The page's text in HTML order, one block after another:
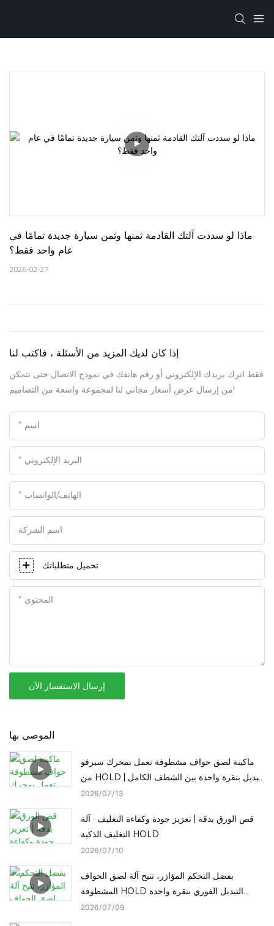
ماذا لو سددت آلتك القادمة ثمنها وثمن سيارة جديدة تمامًا في
عام واحد فقط؟
2026-02-27
إذا كان لديك المزيد من الأسئلة ، فاكتب لنا
فقط اترك بريدك الإلكتروني أو رقم هاتفك في نموذج الاتصال حتى نتمكن
من إرسال عرض أسعار مجاني لنا لمجموعة واسعة من التصاميم!
اسم
البريد الإلكتروني
الهاتف/الواتساب
اسم الشركة
تحميل متطلباتك
المحتوى
إرسال الاستفسار الآن
الموصى بها
ماكينة لصق حواف مشطوفة تعمل بمحرك سيرفو
من HOLD | تبديل بنقرة واحدة بين الشطف الكامل
والحافة المستقيمة المائلة
2026 07 13
قص الورق بدقة | تعزيز جودة وكفاءة التغليف · آلة
التغليف الذكية HOLD
2026 07 10
بفضل التحكم المؤازر، تتيح آلة لصق الحواف
المشطوفة HOLD التبديل الفوري بنقرة واحدة
لارتفاعات معالجة الحواف المشطوفة المختلفة
2026 07 09